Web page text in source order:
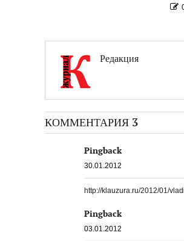
Редакция
КОММЕНТАРИЯ 3
Pingback
30.01.2012
http://klauzura.ru/2012/01/
Pingback
03.01.2012